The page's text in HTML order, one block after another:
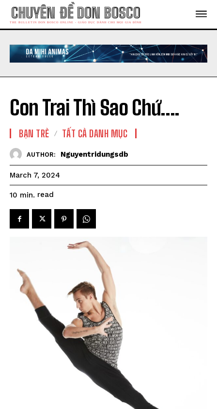
CHUYÊN ĐỀ DON BOSCO
THE BULLETIN DON BOSCO ONLINE - GIÁO DỤC DÀNH CHO MỌI GIA ĐÌNH
Con Trai Thì Sao Chứ….
BẠN TRẺ TẤT CẢ DANH MỤC
AUTHOR: Nguyentridungsdb
March 7, 2024
10 min. read